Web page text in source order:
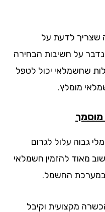
לדעת על
על חשיבות הבחירה
יכול לטפל
מומלץ.
עלול לגרום
להזמין חשמלאי
החשמל.
וקיבל